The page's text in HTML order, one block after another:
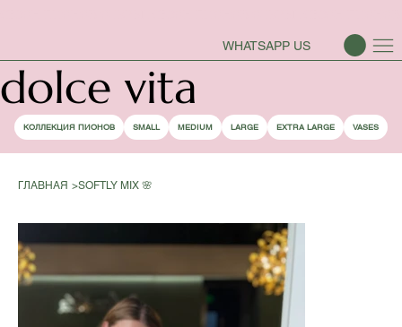
WHATSAPP US
dolce vita
КОЛЛЕКЦИЯ ПИОНОВ SMALL MEDIUM LARGE EXTRA LARGE VASES
ГЛАВНАЯ >SOFTLY MIX 🌸